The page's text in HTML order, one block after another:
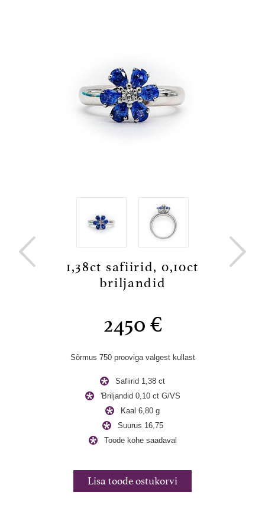
1,38ct safiirid, 0,10ct
briljandid
2450 €
Sõrmus 750 prooviga valgest kullast
Safiirid 1,38 ct
'Briljandid 0,10 ct G/VS
Kaal 6,80 g
Suurus 16,75
Toode kohe saadaval
Lisa toode ostukorvi
 